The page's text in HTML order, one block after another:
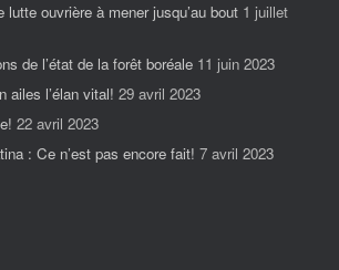
lutte ouvrière à mener jusqu’au bout 1 juillet
de l’état de la forêt boréale 11 juin 2023
ailes l’élan vital! 29 avril 2023
22 avril 2023
: Ce n’est pas encore fait! 7 avril 2023